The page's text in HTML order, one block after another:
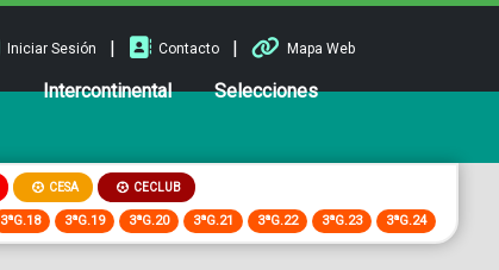
Iniciar Sesión | Contacto | Mapa Web
Intercontinental Selecciones
CESA CECLUB
3ªG.18 3ªG.19 3ªG.20 3ªG.21 3ªG.22 3ªG.23 3ªG.24